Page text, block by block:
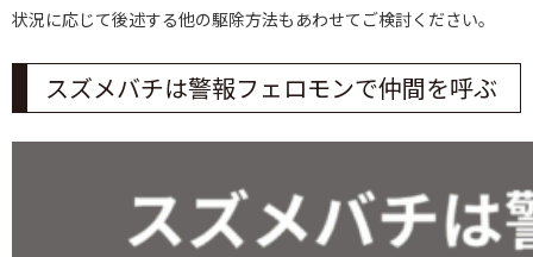
状況に応じて後述する他の駆除方法もあわせてご検討ください。
スズメバチは警報フェロモンで仲間を呼ぶ